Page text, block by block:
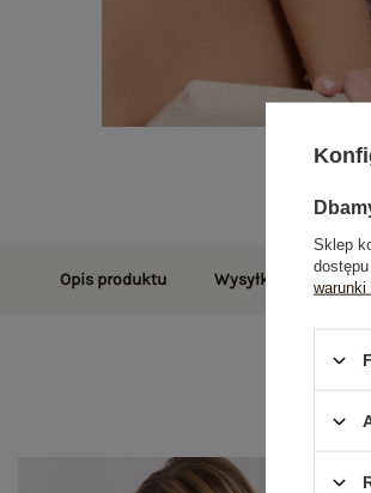
Opis produktu Wysyłka i dostawa
Sklep
warunki